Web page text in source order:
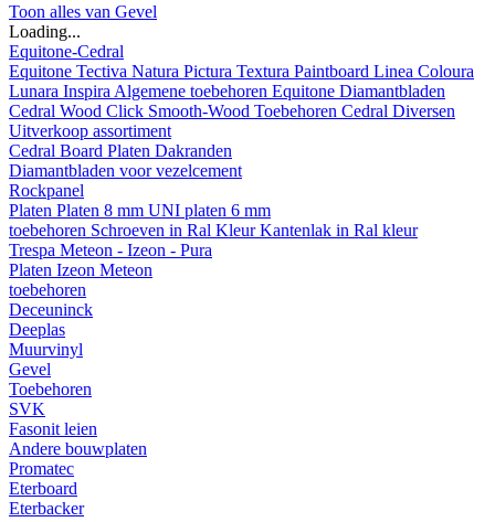
Toon alles van Gevel
Loading...
Equitone-Cedral
Equitone Tectiva Natura Pictura Textura Paintboard Linea Coloura
Lunara Inspira Algemene toebehoren Equitone Diamantbladen
Cedral Wood Click Smooth-Wood Toebehoren Cedral Diversen
Uitverkoop assortiment
Cedral Board Platen Dakranden
Diamantbladen voor vezelcement
Rockpanel
Platen Platen 8 mm UNI platen 6 mm
toebehoren Schroeven in Ral KleurKantenlak in Ral kleur
Trespa Meteon - Izeon - Pura
Platen Izeon Meteon
toebehoren
Deceuninck
Deeplas
Muurvinyl
Gevel
Toebehoren
SVK
Fasonit leien
Andere bouwplaten
Promatec
Eterboard
Eterbacker